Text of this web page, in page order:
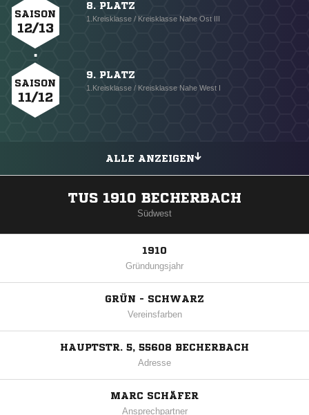
SAISON
12/13
8. PLATZ
1.Kreisklasse / Kreisklasse Nahe Ost III
SAISON
11/12
9. PLATZ
1.Kreisklasse / Kreisklasse Nahe West I
ALLE ANZEIGEN
TUS 1910 BECHERBACH
Südwest
1910
Gründungsjahr
GRÜN - SCHWARZ
Vereinsfarben
HAUPTSTR. 5, 55608 BECHERBACH
Adresse
MARC SCHÄFER
Ansprechpartner